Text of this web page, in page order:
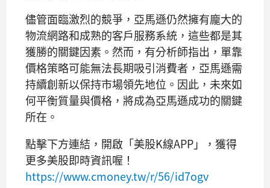
儘管面臨激烈的競爭，亞馬遜仍然擁有龐大的
物流網路和成熟的客戶服務系統，這些都是其
獲勝的關鍵因素。然而，有分析師指出，單靠
價格策略可能無法長期吸引消費者，亞馬遜需
持續創新以保持市場領先地位。因此，未來如
何平衡質量與價格，將成為亞馬遜成功的關鍵
所在。
點擊下方連結，開啟「美股K線APP」，獲得
更多美股即時資訊喔！
https://www.cmoney.tw/r/56/id7ogv